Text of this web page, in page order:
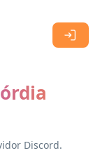
Discord.